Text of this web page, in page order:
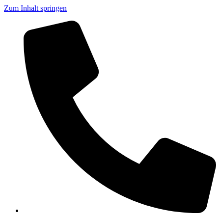
Zum Inhalt springen